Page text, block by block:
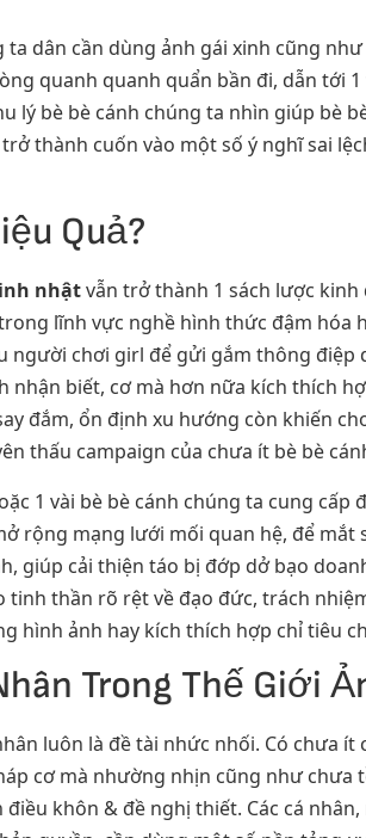
dân cần dùng ảnh gái xinh cũng
quanh quanh quẩn bần đi, dẫn tới
lý bè bè cánh chúng ta nhìn giúp bè
thành cuốn vào một số ý nghĩ sai
Quả?
nhậtvẫn trở thành 1 sách lược
lĩnh vực nghề hình thức đậm hóa
chơi girl để gửi gắm thông điệp
biết, cơ mà hơn nữa kích thích
đắm, ổn định xu hướng còn khiến
thấu campaign của chưa ít bè bè
1 vài bè bè cánh chúng ta cung cấp
mạng lưới mối quan hệ, để mắt
giúp cải thiện táo bị đớp dở bạo
thần rõ rệt về đạo đức, trách
hình ảnh hay kích thích hợp chỉ tiêu
Trong Thế Giới
luôn là đề tài nhức nhối. Có chưa
cơ mà nhường nhịn cũng như chưa
khôn & đề nghị thiết. Các cá